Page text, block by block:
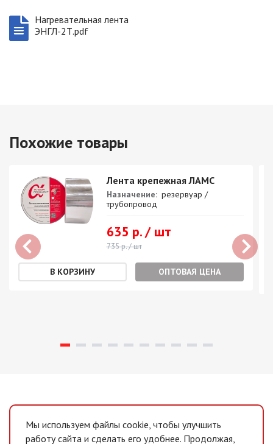
Нагревательная лента
ЭНГЛ-2Т.pdf
Похожие товары
Лента крепежная ЛАМС
Назначение: резервуар /
трубопровод
635 р. / шт
735 р. / шт
ОПТОВАЯ ЦЕНА
Мы используем файлы cookie, чтобы улучшить
работу сайта и сделать его удобнее. Продолжая,